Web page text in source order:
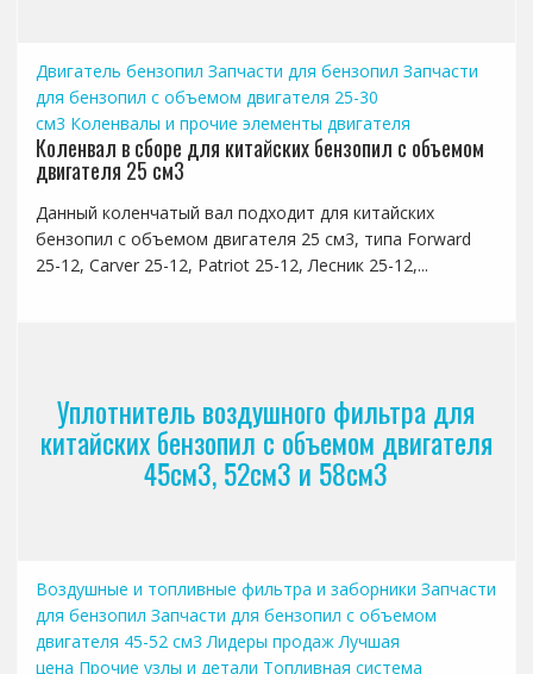
Двигатель бензопил Запчасти для бензопил Запчасти
для бензопил с объемом двигателя 25-30
см3 Коленвалы и прочие элементы двигателя
Коленвал в сборе для китайских бензопил с объемом
двигателя 25 см3
Данный коленчатый вал подходит для китайских
бензопил с объемом двигателя 25 см3, типа Forward
25-12, Carver 25-12, Patriot 25-12, Лесник 25-12,...
Уплотнитель воздушного фильтра для
китайских бензопил с объемом двигателя
45см3, 52см3 и 58см3
Воздушные и топливные фильтра и заборники Запчасти
для бензопил Запчасти для бензопил с объемом
двигателя 45-52 см3 Лидеры продаж Лучшая
цена Прочие узлы и детали Топливная система